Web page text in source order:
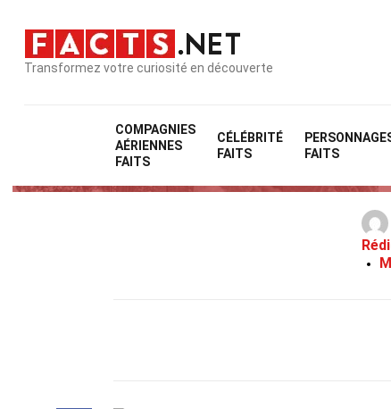
Transformez votre curiosité en découverte
COMPAGNIES
AÉRIENNES
FAITS
CÉLÉBRITÉ
FAITS
FAITS